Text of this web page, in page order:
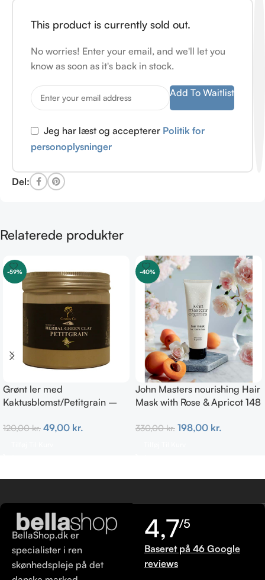
This product is currently sold out.
No worries! Enter your email, and we'll let you
know as soon as it's back in stock.
Add To Waitlist
Jeg har læst og accepterer Politik for
personoplysninger
Del:
Relaterede produkter
-59%
Grønt ler med
Kaktusblomst/Petitgrain –
120,00kr. 49,00 kr.
-40%
John Masters nourishing Hair
Mask with Rose & Apricot 148
330,00kr. 198,00 kr.
BellaShop.dk er
specialister i ren
skønhedspleje på det
4,7/5
Baseret på 46 Google
reviews